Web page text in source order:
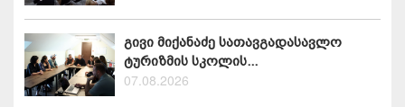
გივი მიქანაძე სათავგადასავლო
ტურიზმის სკოლის...
07.08.2026